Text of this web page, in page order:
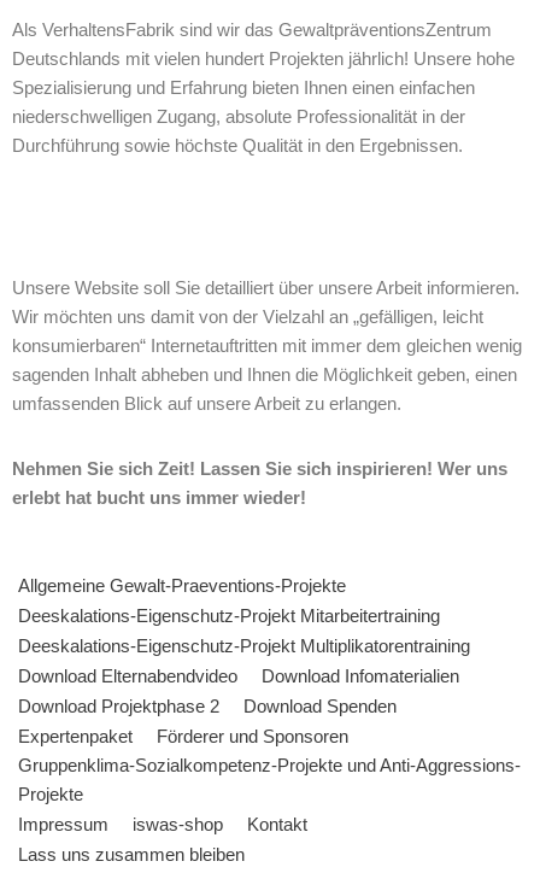
Als VerhaltensFabrik sind wir das GewaltpräventionsZentrum
Deutschlands mit vielen hundert Projekten jährlich! Unsere hohe
Spezialisierung und Erfahrung bieten Ihnen einen einfachen
niederschwelligen Zugang, absolute Professionalität in der
Durchführung sowie höchste Qualität in den Ergebnissen.
Unsere Website soll Sie detailliert über unsere Arbeit informieren.
Wir möchten uns damit von der Vielzahl an „gefälligen, leicht
konsumierbaren“ Internetauftritten mit immer dem gleichen wenig
sagenden Inhalt abheben und Ihnen die Möglichkeit geben, einen
umfassenden Blick auf unsere Arbeit zu erlangen.
Nehmen Sie sich Zeit! Lassen Sie sich inspirieren! Wer uns
erlebt hat bucht uns immer wieder!
Allgemeine Gewalt-Praeventions-Projekte
Deeskalations-Eigenschutz-Projekt Mitarbeitertraining
Deeskalations-Eigenschutz-Projekt Multiplikatorentraining
Download Elternabendvideo
Download Infomaterialien
Download Projektphase 2
Download Spenden
Expertenpaket
Förderer und Sponsoren
Gruppenklima-Sozialkompetenz-Projekte und Anti-Aggressions-
Projekte
Impressum
iswas-shop
Kontakt
Lass uns zusammen bleiben